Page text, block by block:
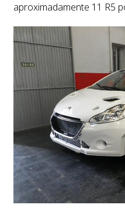
aproximadamente 11 R5